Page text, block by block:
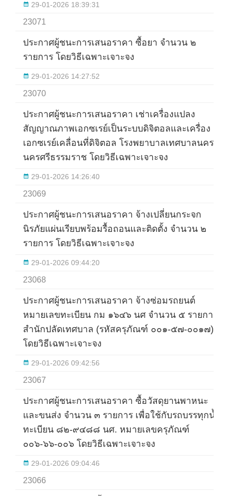
29-01-2026 18:39:31
23071
ประกาศผู้ชนะการเสนอราคา ซื้อยา จำนวน ๒
รายการ โดยวิธีเฉพาะเจาะจง
29-01-2026 14:27:52
23070
ประกาศผู้ชนะการเสนอราคา เช่าเครื่องแปลง
สัญญาณภาพเอกซเรย์เป็นระบบดิจิตอลและเครื่อง
เอกซเรย์เคลื่อนที่ดิจิตอล โรงพยาบาลเทศบาลนคร
นครศรีธรรมราช โดยวิธีเฉพาะเจาะจง
29-01-2026 14:26:40
23069
ประกาศผู้ชนะการเสนอราคา จ้างเปลี่ยนกระจก
นิรภัยแผ่นเรียบพร้อมรื้อถอนและติดตั้ง จำนวน ๒
รายการ โดยวิธีเฉพาะเจาะจง
29-01-2026 09:44:20
23068
ประกาศผู้ชนะการเสนอราคา จ้างซ่อมรถยนต์
หมายเลขทะเบียน กม ๑๖๔๖ นศ จำนวน ๕ รายการ
สำนักปลัดเทศบาล (รหัสครุภัณฑ์ ๐๐๑-๕๗-๐๐๑๗)
โดยวิธีเฉพาะเจาะจง
29-01-2026 09:42:56
23067
ประกาศผู้ชนะการเสนอราคา ซื้อวัสดุยานพาหนะ
และขนส่ง จำนวน ๓ รายการ เพื่อใช้กับรถบรรทุกน้ำ
ทะเบียน ๘๒-๙๔๘๘ นศ. หมายเลขครุภัณฑ์
๐๐๖-๖๖-๐๐๖ โดยวิธีเฉพาะเจาะจง
29-01-2026 09:04:46
23066